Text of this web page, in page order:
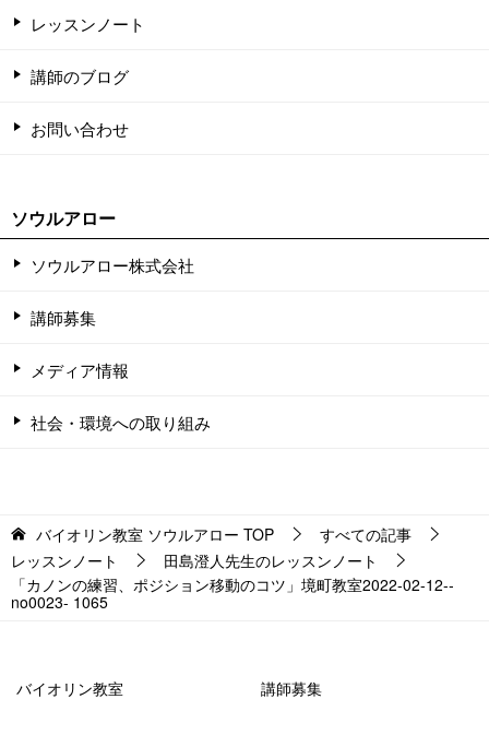
レッスンノート
講師のブログ
お問い合わせ
ソウルアロー
ソウルアロー株式会社
講師募集
メディア情報
社会・環境への取り組み
バイオリン教室 ソウルアロー TOP
すべての記事
レッスンノート
田島澄人先生のレッスンノート
「カノンの練習、ポジション移動のコツ」境町教室2022-02-12-­
no0023- ­1065
バイオリン教室 講師募集